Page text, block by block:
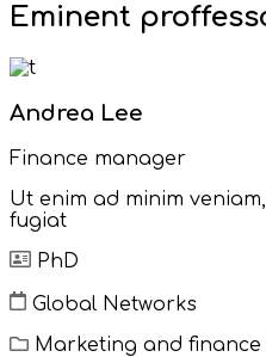
Eminent
Andrea Lee
Finance manager
Ut enim ad minim
fugiat
PhD
Global Networks
Marketing and finance